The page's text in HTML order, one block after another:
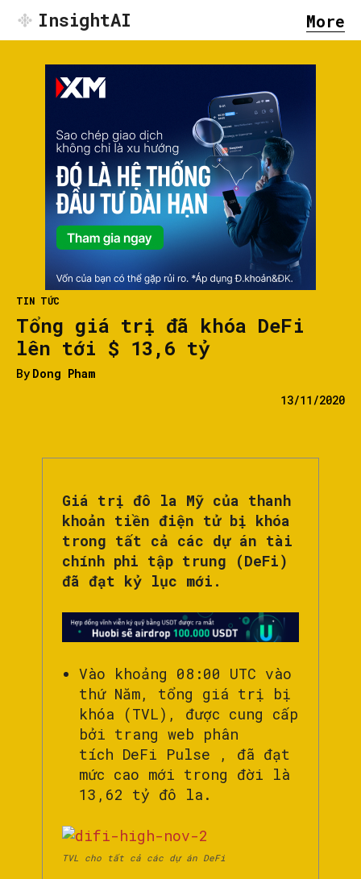
InsightAI More
TIN TỨC
Tổng giá trị đã khóa DeFi
lên tới $ 13,6 tỷ
By Dong Pham
13/11/2020
Giá trị đô la Mỹ của thanh
khoản tiền điện tử bị khóa
trong tất cả các dự án tài
chính phi tập trung (DeFi)
đã đạt kỷ lục mới.
Vào khoảng 08:00 UTC vào
thứ Năm, tổng giá trị bị
khóa (TVL), được cung cấp
bởi trang web phân
tích DeFi Pulse , đã đạt
mức cao mới trong đời là
13,62 tỷ đô la.
TVL cho tất cả các dự án DeFi